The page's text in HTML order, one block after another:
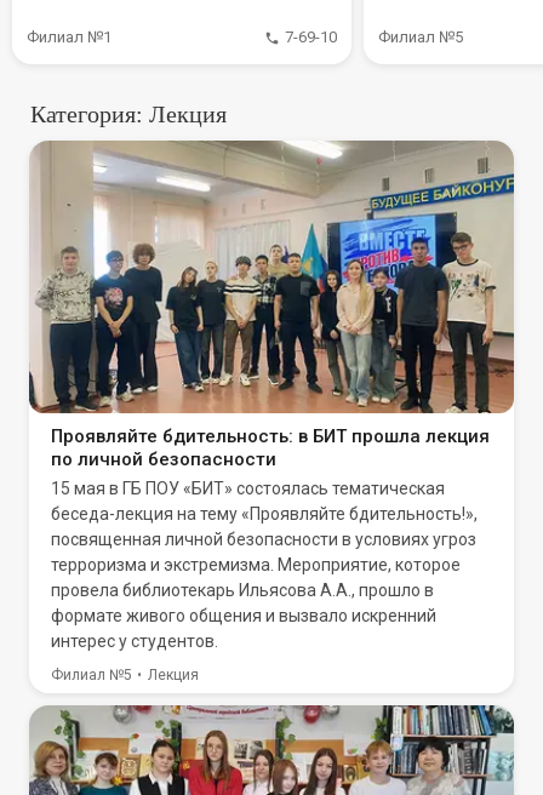
Филиал №1 7-69-10 Филиал №5
Категория: Лекция
Проявляйте бдительность: в БИТ прошла лекция
по личной безопасности
15 мая в ГБ ПОУ «БИТ» состоялась тематическая
беседа-лекция на тему «Проявляйте бдительность!»,
посвященная личной безопасности в условиях угроз
терроризма и экстремизма. Мероприятие, которое
провела библиотекарь Ильясова А.А., прошло в
формате живого общения и вызвало искренний
интерес у студентов.
Филиал №5 Лекция